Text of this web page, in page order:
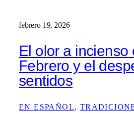
febrero 19, 2026
El olor a incienso
Febrero y el
sentidos
EN ESPAÑOL,